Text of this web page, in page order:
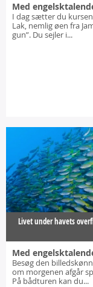
Med
I dag sætter du
Lak, nemlig øen fra
gun”. Du sejler i...
Livet under havets
Med
Besøg den
om morgenen afgår
På bådturen kan du...